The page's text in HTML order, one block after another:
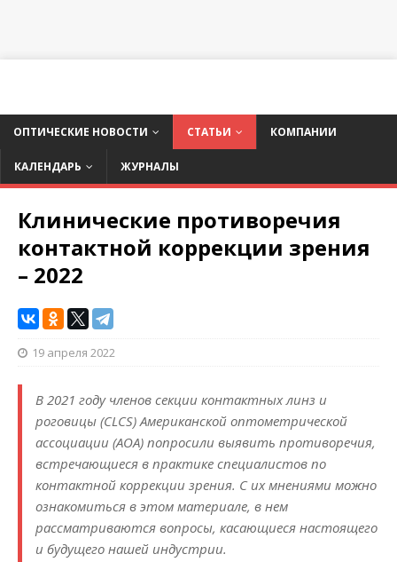
ОПТИЧЕСКИЕ НОВОСТИ СТАТЬИ КОМПАНИИ
КАЛЕНДАРЬ ЖУРНАЛЫ
Клинические противоречия
контактной коррекции зрения
– 2022
19 апреля 2022
В 2021 году членов секции контактных линз и
роговицы (CLCS) Американской оптометрической
ассоциации (AOA) попросили выявить противоречия,
встречающиеся в практике специалистов по
контактной коррекции зрения. С их мнениями можно
ознакомиться в этом материале, в нем
рассматриваются вопросы, касающиеся настоящего
и будущего нашей индустрии.